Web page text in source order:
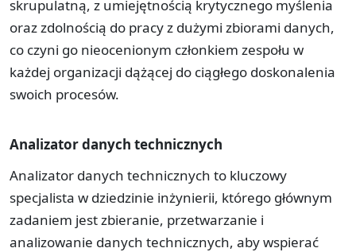
skrupulatną, z umiejętnością krytycznego myślenia
oraz zdolnością do pracy z dużymi zbiorami danych,
co czyni go nieocenionym członkiem zespołu w
każdej organizacji dążącej do ciągłego doskonalenia
swoich procesów.
Analizator danych technicznych
Analizator danych technicznych to kluczowy
specjalista w dziedzinie inżynierii, którego głównym
zadaniem jest zbieranie, przetwarzanie i
analizowanie danych technicznych, aby wspierać